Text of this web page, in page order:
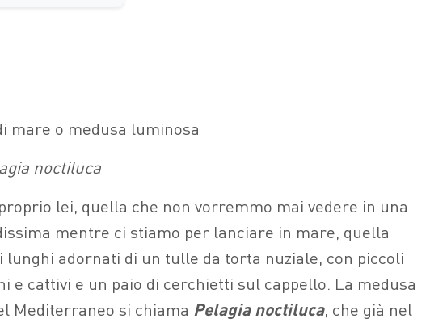
mare o medusa luminosa
noctiluca
lei, quella che non vorremmo mai vedere in una
mentre ci stiamo per lanciare in mare, quella
lunghi adornati di un tulle da torta nuziale, con piccoli
e cattivi e un paio di cerchietti sul cappello. La medusa
Mediterraneo si chiama Pelagia noctiluca, che già nel